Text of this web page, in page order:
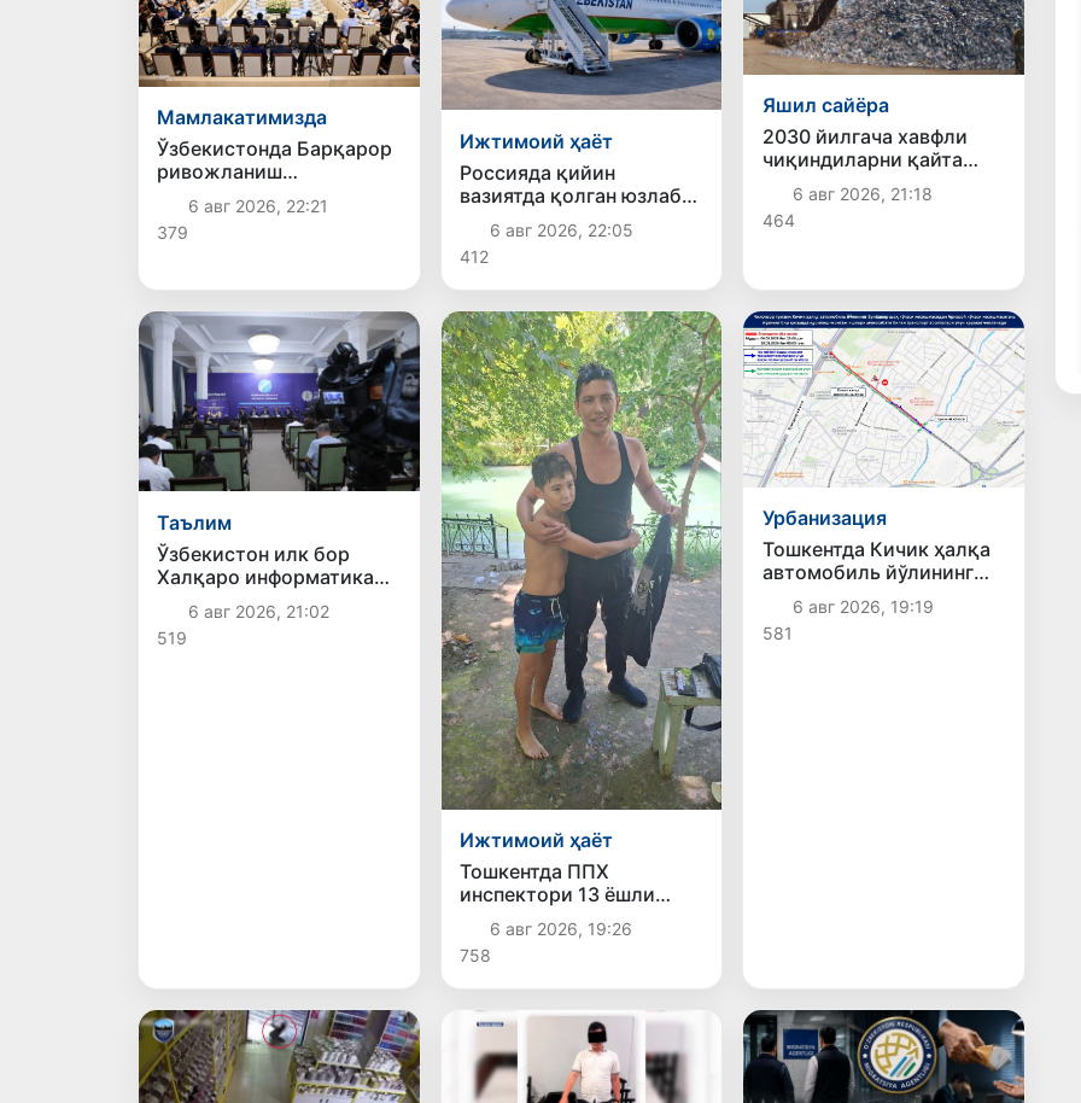
Мамлакатимизда
Ўзбекистонда Барқарор
ривожланиш
мақсадлари ойлигига
старт берилди
6 авг 2026, 22:21
379
Ижтимоий ҳаёт
Россияда қийин
вазиятда қолган юзлаб
ўзбекистонликлар ортга
қайтарилди
6 авг 2026, 22:05
412
Яшил сайёра
2030 йилгача хавфли
чиқиндиларни қайта
ишлаш даражаси 20
фоизга етказилади
6 авг 2026, 21:18
464
Таълим
Ўзбекистон илк бор
Халқаро информатика
олимпиадаси — IOI
2026га мезбонлик
қилади
6 авг 2026, 21:02
519
Ижтимоий ҳаёт
Тошкентда ППХ
инспектори 13 ёшли
болани қутқариб қолди
6 авг 2026, 19:26
758
Урбанизация
Тошкентда Кичик ҳалқа
автомобиль йўлининг
бир қисмида ҳаракат
вақтинча чекланади
6 авг 2026, 19:19
581